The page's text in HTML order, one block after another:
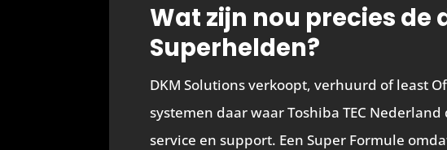
Wat zijn nou precies de
Superhelden?
DKM Solutions verkoopt, verhuurd of least
systemen daar waar Toshiba TEC
service en support. Een Super Formule